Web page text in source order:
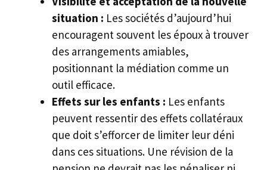
situation : Les sociétés d’aujourd’hui
encouragent souvent les époux à trouver
des arrangements amiables,
positionnant la médiation comme un
outil efficace.
Effets sur les enfants : Les enfants
peuvent ressentir des effets collatéraux
que doit s’efforcer de limiter leur déni
dans ces situations. Une révision de la